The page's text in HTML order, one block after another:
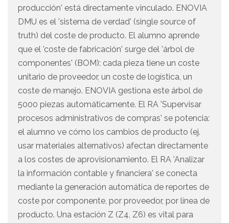
producción' está directamente vinculado. ENOVIA
DMU es el 'sistema de verdad' (single source of
truth) del coste de producto. El alumno aprende
que el 'coste de fabricación' surge del 'árbol de
componentes' (BOM): cada pieza tiene un coste
unitario de proveedor, un coste de logística, un
coste de manejo. ENOVIA gestiona este árbol de
5000 piezas automáticamente. El RA 'Supervisar
procesos administrativos de compras' se potencia:
el alumno ve cómo los cambios de producto (ej.
usar materiales alternativos) afectan directamente
a los costes de aprovisionamiento. El RA 'Analizar
la información contable y financiera' se conecta
mediante la generación automática de reportes de
coste por componente, por proveedor, por línea de
producto. Una estación Z (Z4, Z6) es vital para